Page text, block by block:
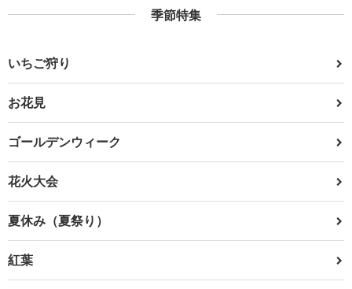
季節特集
いちご狩り
お花見
ゴールデンウィーク
花火大会
夏休み（夏祭り）
紅葉